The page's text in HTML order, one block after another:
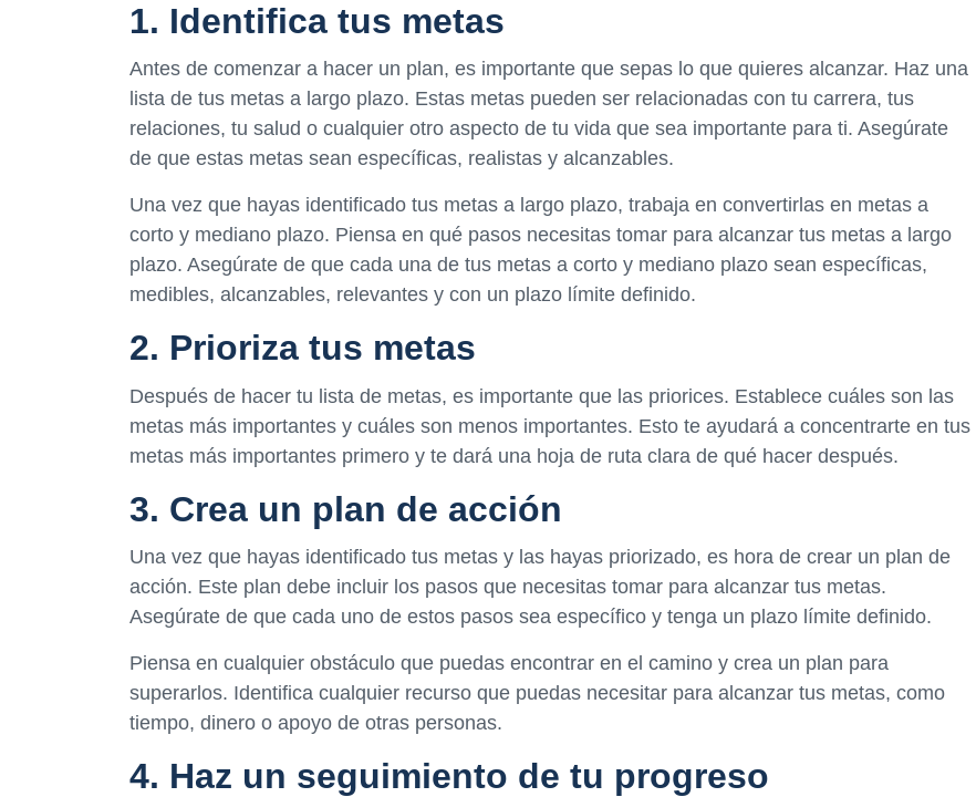
1. Identifica tus metas
Antes de comenzar a hacer un plan, es importante que sepas lo que quieres alcanzar. Haz una
lista de tus metas a largo plazo. Estas metas pueden ser relacionadas con tu carrera, tus
relaciones, tu salud o cualquier otro aspecto de tu vida que sea importante para ti. Asegúrate
de que estas metas sean específicas, realistas y alcanzables.
Una vez que hayas identificado tus metas a largo plazo, trabaja en convertirlas en metas a
corto y mediano plazo. Piensa en qué pasos necesitas tomar para alcanzar tus metas a largo
plazo. Asegúrate de que cada una de tus metas a corto y mediano plazo sean específicas,
medibles, alcanzables, relevantes y con un plazo límite definido.
2. Prioriza tus metas
Después de hacer tu lista de metas, es importante que las priorices. Establece cuáles son las
metas más importantes y cuáles son menos importantes. Esto te ayudará a concentrarte en tus
metas más importantes primero y te dará una hoja de ruta clara de qué hacer después.
3. Crea un plan de acción
Una vez que hayas identificado tus metas y las hayas priorizado, es hora de crear un plan de
acción. Este plan debe incluir los pasos que necesitas tomar para alcanzar tus metas.
Asegúrate de que cada uno de estos pasos sea específico y tenga un plazo límite definido.
Piensa en cualquier obstáculo que puedas encontrar en el camino y crea un plan para
superarlos. Identifica cualquier recurso que puedas necesitar para alcanzar tus metas, como
tiempo, dinero o apoyo de otras personas.
4. Haz un seguimiento de tu progreso